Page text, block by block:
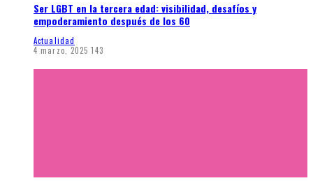
Ser LGBT en la tercera edad: visibilidad, desafíos y
empoderamiento después de los 60
Actualidad
4 marzo, 2025 143